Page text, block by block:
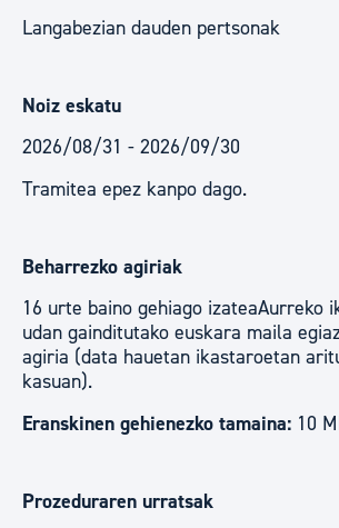
Langabezian dauden pertsonak
Noiz eskatu
2026/08/31 - 2026/09/30
Tramitea epez kanpo dago.
Beharrezko agiriak
16 urte baino gehiago izateaAurreko
udan gainditutako euskara maila
agiria (data hauetan ikastaroetan
kasuan).
Eranskinen gehienezko tamaina: 10
Prozeduraren urratsak